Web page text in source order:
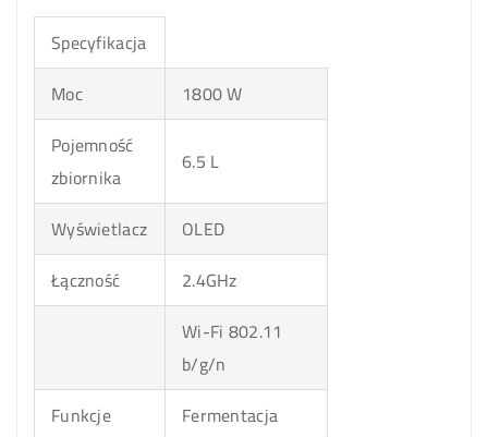
Specyfikacja
Moc
1800 W
Pojemność
zbiornika
6.5 L
Wyświetlacz
OLED
Łączność
2.4GHz
Wi-Fi 802.11
b/g/n
Funkcje
Fermentacja